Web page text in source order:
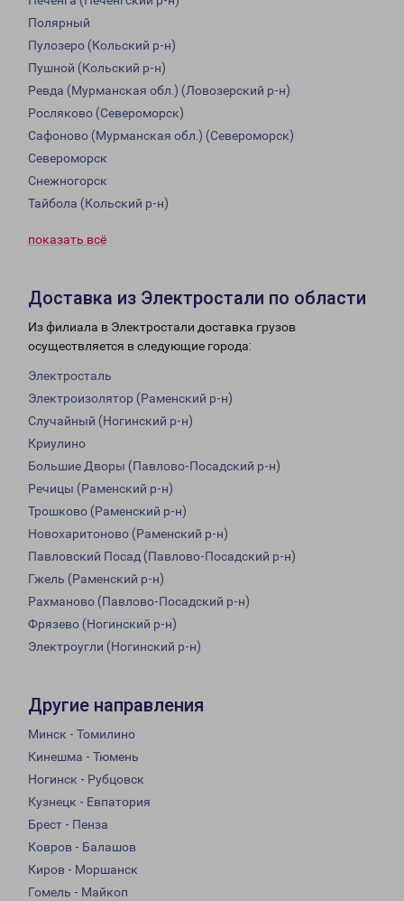
Полярный
Пулозеро (Кольский р-н)
Пушной (Кольский р-н)
Ревда (Мурманская обл.) (Ловозерский р-н)
Росляково (Североморск)
Сафоново (Мурманская обл.) (Североморск)
Североморск
Снежногорск
Тайбола (Кольский р-н)
показать всё
Доставка из Электростали по области
Из филиала в Электростали доставка грузов
осуществляется в следующие города:
Электросталь
Электроизолятор (Раменский р-н)
Случайный (Ногинский р-н)
Криулино
Большие Дворы (Павлово-Посадский р-н)
Речицы (Раменский р-н)
Трошково (Раменский р-н)
Новохаритоново (Раменский р-н)
Павловский Посад (Павлово-Посадский р-н)
Гжель (Раменский р-н)
Рахманово (Павлово-Посадский р-н)
Фрязево (Ногинский р-н)
Электроугли (Ногинский р-н)
Другие направления
Минск - Томилино
Кинешма - Тюмень
Ногинск - Рубцовск
Кузнецк - Евпатория
Брест - Пенза
Ковров - Балашов
Киров - Моршанск
Гомель - Майкоп